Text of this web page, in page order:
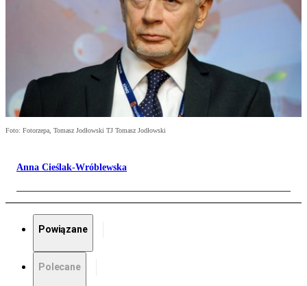
Foto: Fotorzepa, Tomasz Jodłowski TJ Tomasz Jodłowski
Anna Cieślak-Wróblewska
Powiązane
Polecane